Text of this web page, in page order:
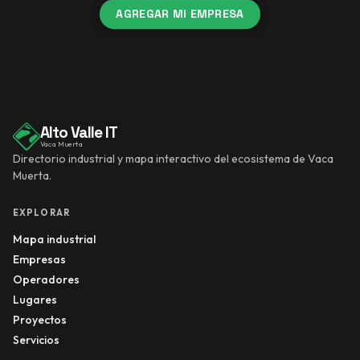
AGREGAR MI EMPRESA
Alto Valle IT
Vaca Muerta
Directorio industrial y mapa interactivo del ecosistema de Vaca
Muerta.
EXPLORAR
Mapa industrial
Empresas
Operadores
Lugares
Proyectos
Servicios